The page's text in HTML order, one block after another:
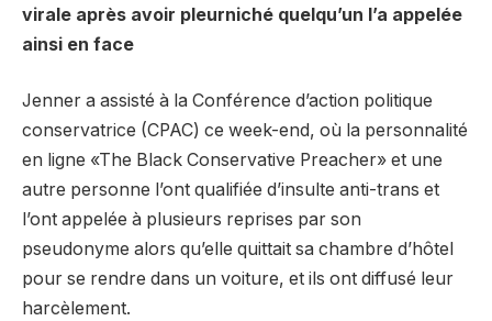
virale après avoir pleurniché quelqu’un l’a appelée
ainsi en face
Jenner a assisté à la Conférence d’action politique
conservatrice (CPAC) ce week-end, où la personnalité
en ligne «The Black Conservative Preacher» et une
autre personne l’ont qualifiée d’insulte anti-trans et
l’ont appelée à plusieurs reprises par son
pseudonyme alors qu’elle quittait sa chambre d’hôtel
pour se rendre dans un voiture, et ils ont diffusé leur
harcèlement.